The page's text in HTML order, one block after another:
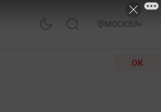
МОСКВА
ОК